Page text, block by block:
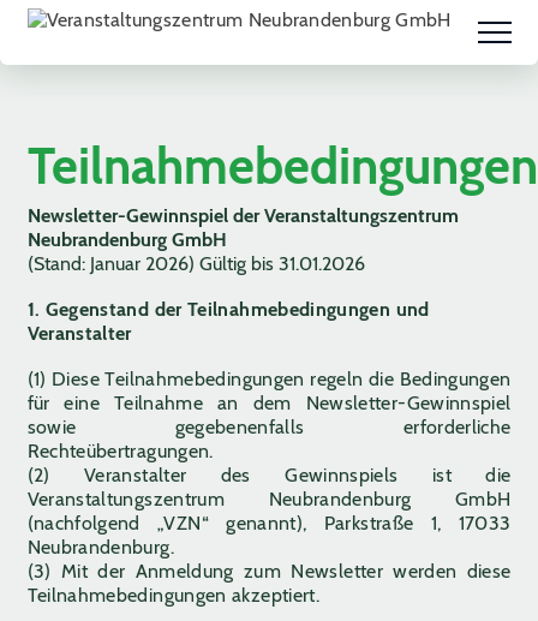
Teilnahmebedingungen
Newsletter-Gewinnspiel der Veranstaltungszentrum
Neubrandenburg GmbH
(Stand: Januar 2026) Gültig bis 31.01.2026
1. Gegenstand der Teilnahmebedingungen und
Veranstalter
(1) Diese Teilnahmebedingungen regeln die Bedingungen
für eine Teilnahme an dem Newsletter-Gewinnspiel
sowie gegebenenfalls erforderliche
Rechteübertragungen.
(2) Veranstalter des Gewinnspiels ist die
Veranstaltungszentrum Neubrandenburg GmbH
(nachfolgend „VZN“ genannt), Parkstraße 1, 17033
Neubrandenburg.
(3) Mit der Anmeldung zum Newsletter werden diese
Teilnahmebedingungen akzeptiert.